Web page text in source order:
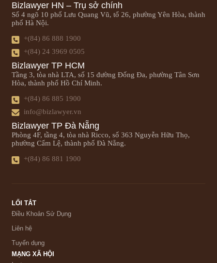
Bizlawyer HN – Trụ sở chính
Số 4 ngõ 10 phố Lưu Quang Vũ, tổ 26, phường Yên Hòa, thành
phố Hà Nội.
+(84) 86 888 1900
+(84) 24 3969 0505
Bizlawyer TP HCM
Tầng 3, tòa nhà LTA, số 15 đường Đống Đa, phường Tân Sơn
Hòa, thành phố Hồ Chí Minh.
+(84) 86 885 1900
info@bizlawyer.vn
Bizlawyer TP Đà Nẵng
Phòng 4F, tầng 4, tòa nhà Ricco, số 363 Nguyễn Hữu Thọ,
phường Cẩm Lệ, thành phố Đà Nẵng.
+(84) 86 881 1900
LỐI TẮT
Điều Khoản Sử Dụng
Liên hệ
Tuyển dụng
MẠNG XÃ HỘI